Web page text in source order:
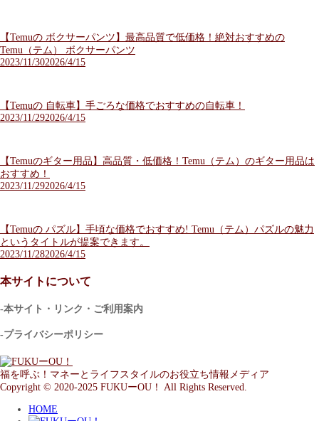
【Temuの ボクサーパンツ】最高品質で低価格！絶対おすすめの
Temu（テム） ボクサーパンツ
2023/11/302026/4/15
【Temuの 自転車】手ごろな価格でおすすめの自転車！
2023/11/292026/4/15
【Temuのギター用品】高品質・低価格！Temu（テム）のギター用品は
おすすめ！
2023/11/292026/4/15
【Temuの パズル】手頃な価格でおすすめ! Temu（テム）パズルの魅力
というタイトルが提案できます。
2023/11/282026/4/15
本サイトについて
-本サイト・リンク・ご利用案内
-プライバシーポリシー
福を呼ぶ！マネーとライフスタイルのお役立ち情報メディア
Copyright © 2020-2025 FUKUーOU！ All Rights Reserved.
HOME